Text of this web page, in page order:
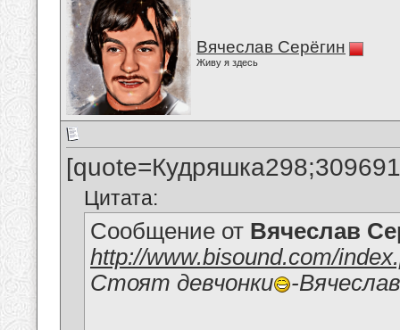
Вячеслав Серёгин
Живу я здесь
Цитата:
Сообщение от Вячеслав
http://www.bisound.com/
Стоят девчонки
-